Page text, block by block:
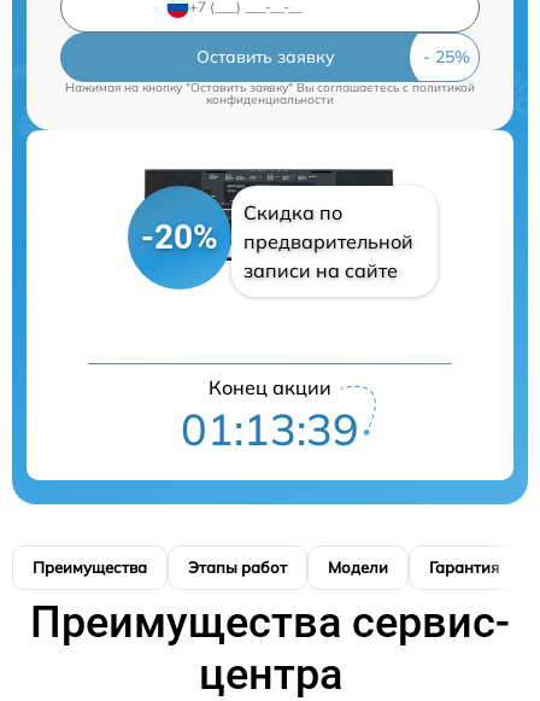
Оставить заявку
Нажимая на кнопку "Оставить заявку" Вы соглашаетесь cполитикой
конфиденциальности
-20%
Скидка по
предварительной
записи на сайте
Конец акции
01:13:38
Преимущества Этапы работ Модели Гарантия
Преимущества сервис-
центра